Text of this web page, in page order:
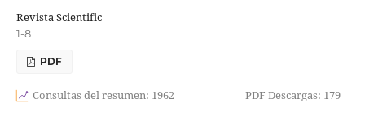
Revista Scientific
1-8
PDF
Consultas del resumen: 1962 PDF Descargas: 179